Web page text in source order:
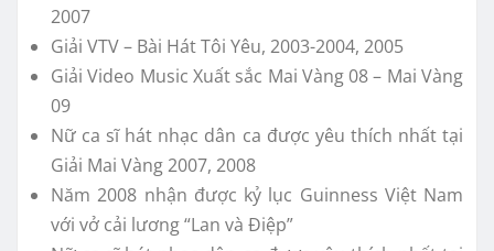
2007
Giải VTV – Bài Hát Tôi Yêu, 2003-2004, 2005
Giải Video Music Xuất sắc Mai Vàng 08 – Mai Vàng
09
Nữ ca sĩ hát nhạc dân ca được yêu thích nhất tại
Giải Mai Vàng 2007, 2008
Năm 2008 nhận được kỷ lục Guinness Việt Nam
với vở cải lương “Lan và Điệp”